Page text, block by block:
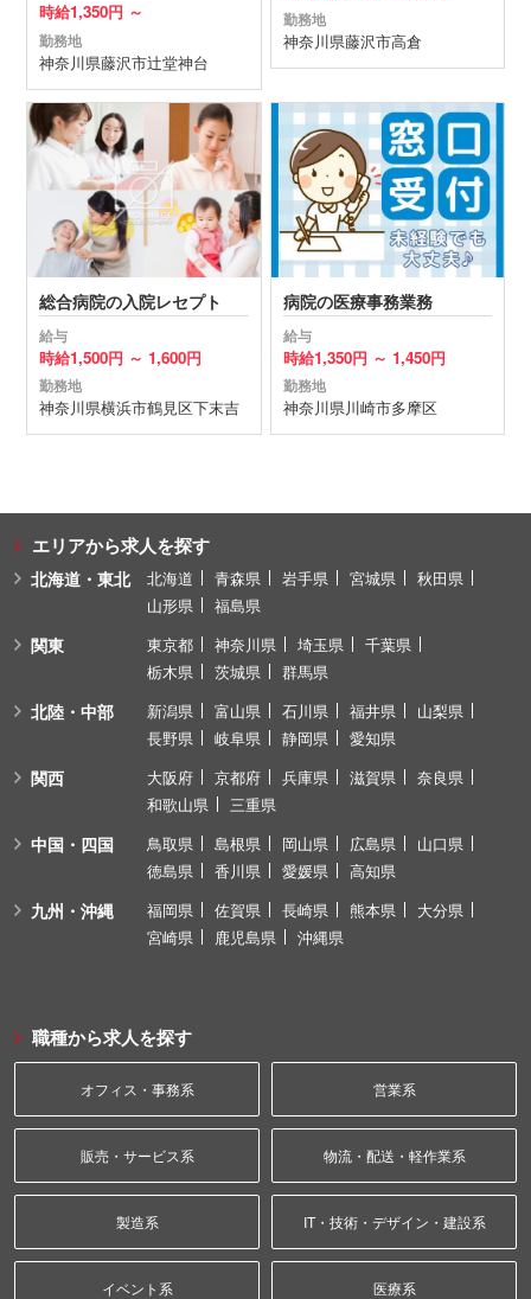
時給1,350円 ～
勤務地
神奈川県藤沢市辻堂神台
勤務地
神奈川県藤沢市高倉
総合病院の入院レセプト
給与
時給1,500円 ～ 1,600円
勤務地
神奈川県横浜市鶴見区下末吉
病院の医療事務業務
給与
時給1,350円 ～ 1,450円
勤務地
神奈川県川崎市多摩区
エリアから求人を探す
北海道・東北 北海道 青森県 岩手県 宮城県
秋田県
山形県
福島県
関東 東京都 神奈川県 埼玉県
千葉県
栃木県
茨城県 群馬県
北陸・中部 新潟県 富山県 石川県 福井県
山梨県
長野県
岐阜県 静岡県 愛知県
関西 大阪府 京都府 兵庫県 滋賀県
奈良県
和歌山県
三重県
中国・四国 鳥取県 島根県 岡山県 広島県
山口県
徳島県
香川県 愛媛県 高知県
九州・沖縄 福岡県 佐賀県 長崎県 熊本県
大分県
宮崎県
鹿児島県 沖縄県
職種から求人を探す
オフィス・事務系 営業系
販売・サービス系 物流・配送・軽作業系
製造系 IT・技術・デザイン・建設系
イベント系 医療系